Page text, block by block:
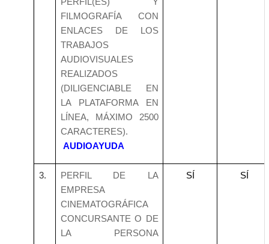
FILMOGRAFÍA CON
ENLACES DE LOS
TRABAJOS
AUDIOVISUALES
REALIZADOS
(DILIGENCIABLE EN
LA PLATAFORMA EN
LÍNEA, MÁXIMO 2500
CARACTERES).
AUDIOAYUDA
3.
PERFIL DE LA
EMPRESA
CINEMATOGRÁFICA
CONCURSANTE O DE
LA PERSONA
SÍ SÍ